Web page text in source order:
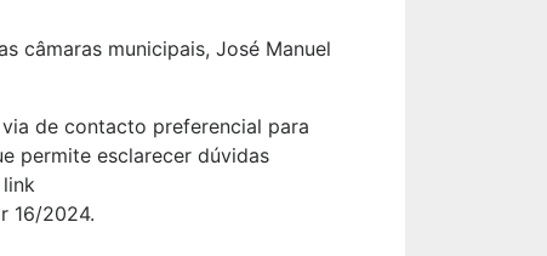
câmaras municipais, José Manuel
de contacto preferencial para
permite esclarecer dúvidas
16/2024.